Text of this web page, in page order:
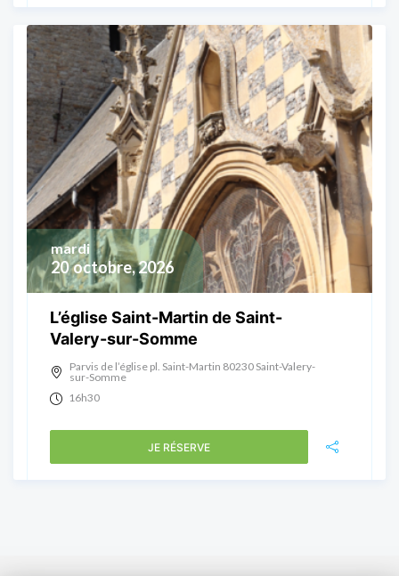
20 octobre, 2026
mardi
L’église Saint-Martin de Saint-
Valery-sur-Somme
Parvis de l’église pl. Saint-Martin 80230 Saint-Valery-
sur-Somme
16h30
JE RÉSERVE